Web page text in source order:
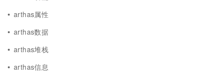
arthas属性
arthas数据
arthas堆栈
arthas信息